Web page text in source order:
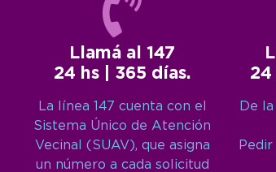
Llamá al 147
24 hs | 365 días.
La línea 147 cuenta con el
Sistema Único de Atención
Vecinal (SUAV), que asigna
un número a cada solicitud
24
De